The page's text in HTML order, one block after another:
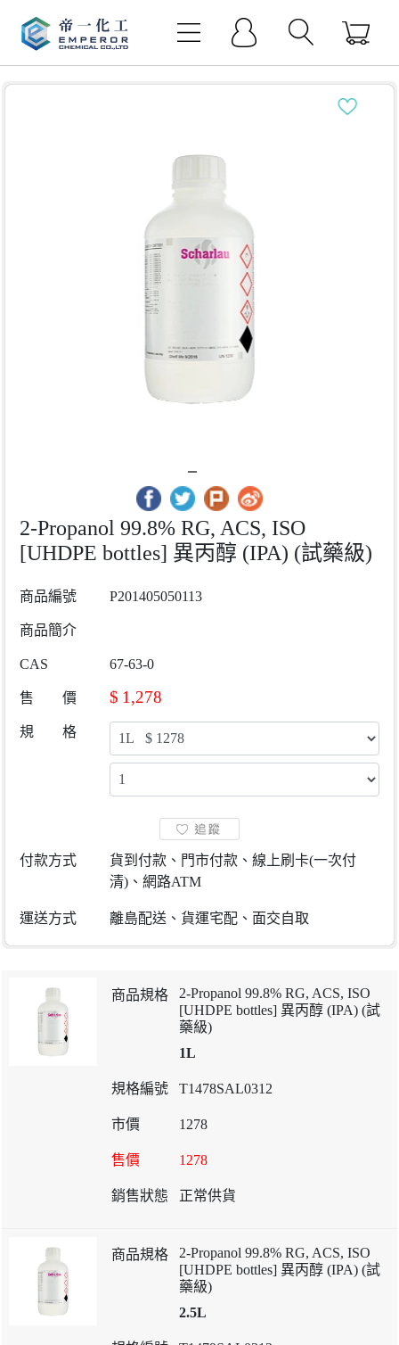
2-Propanol 99.8% RG, ACS, ISO
[UHDPE bottles] 異丙醇 (IPA) (試藥級)
商品編號 P201405050113
商品簡介
CAS 67-63-0
售 價 $ 1,278
規 格
付款方式
貨到付款、門市付款、線上刷卡(一次付
清)、網路ATM
運送方式 離島配送、貨運宅配、面交自取
2-Propanol 99.8% RG, ACS, ISO
[UHDPE bottles] 異丙醇 (IPA) (試
藥級)
1L
T1478SAL0312
1278
1278
正常供貨
2-Propanol 99.8% RG, ACS, ISO
[UHDPE bottles] 異丙醇 (IPA) (試
藥級)
2.5L